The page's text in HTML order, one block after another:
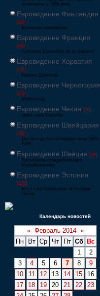
починаючи з 1956 року
Евровидение Финляндия
[33]
Eurovision laulukilpailu
Евровидение Франция
[49]
Concours Eurovision de la chanson
Евровидение Хорватия
[22]
Pjesma Eurovizije
Евровидение Черногория
[21]
Montevizija
Евровидение Чехия [26]
Velká cena Eurovize
Евровидение Швейцария
[35]
Die Grosse Entscheidungsshow SRG
SSR
Евровидение Швеция [48]
Eurovisionsschlagerfestivalen
Melodifestivalen
Евровидение Эстония
[226]
Eesti Laul Eurovisioon Эстонская
Песня
Календарь новостей
« Февраль 2014 »
Пн
Вт Ср Чт Пт Сб
Вс
1
2
3
4 5 6 7 8
9
10
11 12 13 14 15
16
17
18 19 20 21 22
23